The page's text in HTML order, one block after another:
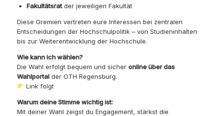
Fakultätsratder jeweiligen Fakultät
Diese Gremien vertreten eure Interessen bei zentralen
Entscheidungen der Hochschulpolitik – von Studieninhalten
bis zur Weiterentwicklung der Hochschule.
Wie kann ich wählen?
Die Wahl erfolgt bequem und sicher online über das
Wahlportal der OTH Regensburg.
Link folgt
Warum deine Stimme wichtig ist:
Mit deiner Wahl zeigst du Engagement, stärkst die